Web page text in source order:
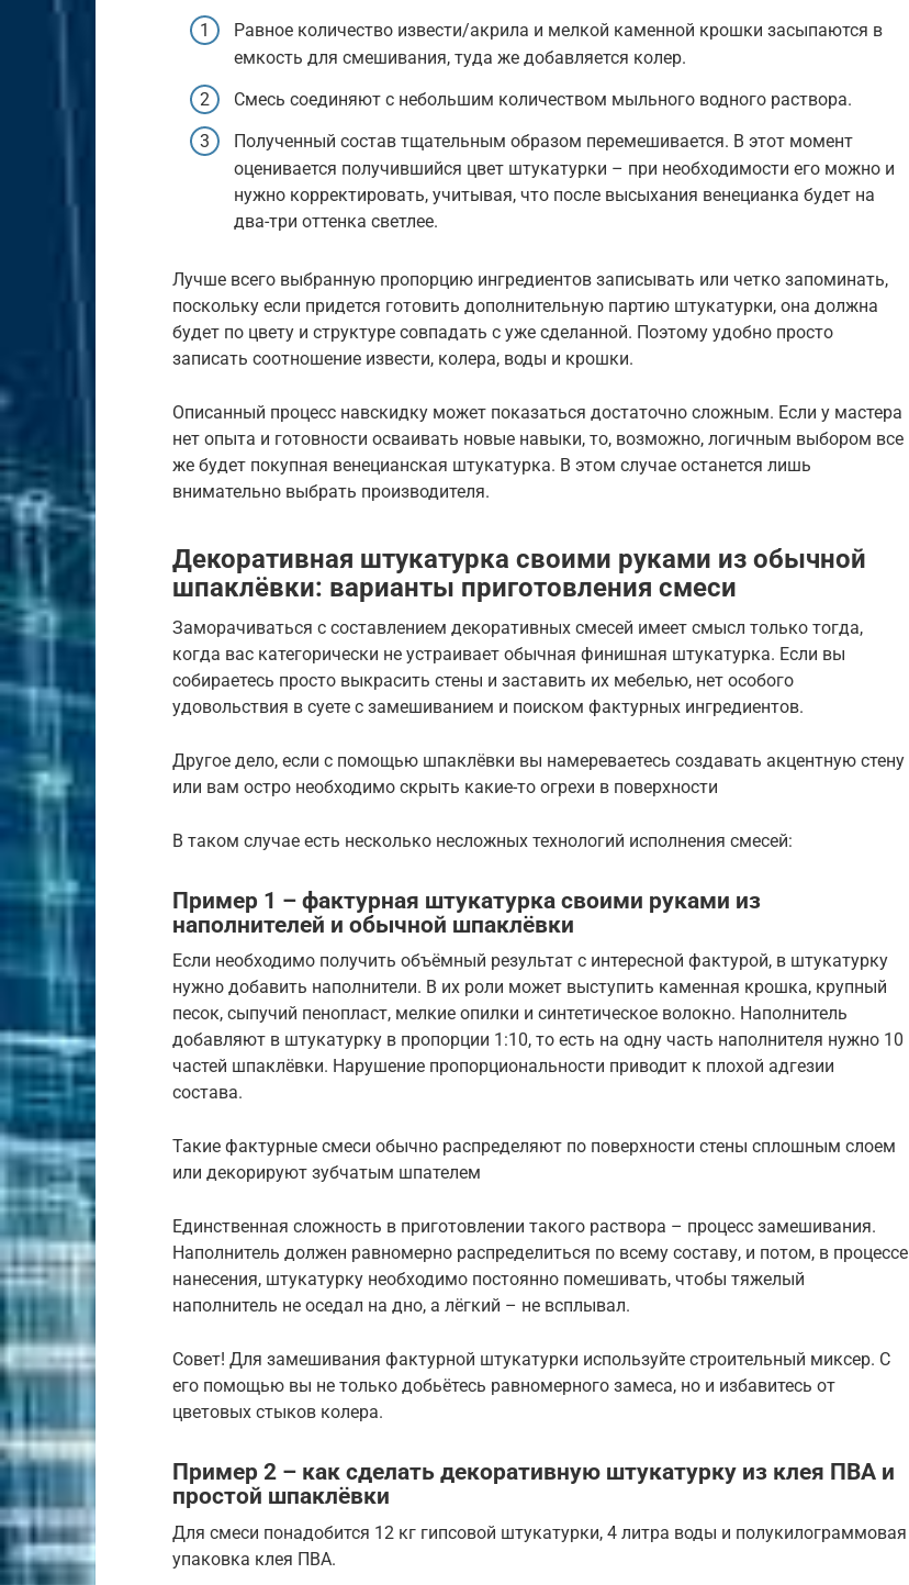
Равное количество извести/акрила и мелкой каменной крошки засыпаются в
емкость для смешивания, туда же добавляется колер.
Смесь соединяют с небольшим количеством мыльного водного раствора.
Полученный состав тщательным образом перемешивается. В этот момент
оценивается получившийся цвет штукатурки – при необходимости его можно и
нужно корректировать, учитывая, что после высыхания венецианка будет на
два-три оттенка светлее.
Лучше всего выбранную пропорцию ингредиентов записывать или четко запоминать,
поскольку если придется готовить дополнительную партию штукатурки, она должна
будет по цвету и структуре совпадать с уже сделанной. Поэтому удобно просто
записать соотношение извести, колера, воды и крошки.
Описанный процесс навскидку может показаться достаточно сложным. Если у мастера
нет опыта и готовности осваивать новые навыки, то, возможно, логичным выбором все
же будет покупная венецианская штукатурка. В этом случае останется лишь
внимательно выбрать производителя.
Декоративная штукатурка своими руками из обычной
шпаклёвки: варианты приготовления смеси
Заморачиваться с составлением декоративных смесей имеет смысл только тогда,
когда вас категорически не устраивает обычная финишная штукатурка. Если вы
собираетесь просто выкрасить стены и заставить их мебелью, нет особого
удовольствия в суете с замешиванием и поиском фактурных ингредиентов.
Другое дело, если с помощью шпаклёвки вы намереваетесь создавать акцентную стену
или вам остро необходимо скрыть какие-то огрехи в поверхности
В таком случае есть несколько несложных технологий исполнения смесей:
Пример 1 – фактурная штукатурка своими руками из
наполнителей и обычной шпаклёвки
Если необходимо получить объёмный результат с интересной фактурой, в штукатурку
нужно добавить наполнители. В их роли может выступить каменная крошка, крупный
песок, сыпучий пенопласт, мелкие опилки и синтетическое волокно. Наполнитель
добавляют в штукатурку в пропорции 1:10, то есть на одну часть наполнителя нужно 10
частей шпаклёвки. Нарушение пропорциональности приводит к плохой адгезии
состава.
Такие фактурные смеси обычно распределяют по поверхности стены сплошным слоем
или декорируют зубчатым шпателем
Единственная сложность в приготовлении такого раствора – процесс замешивания.
Наполнитель должен равномерно распределиться по всему составу, и потом, в процессе
нанесения, штукатурку необходимо постоянно помешивать, чтобы тяжелый
наполнитель не оседал на дно, а лёгкий – не всплывал.
Совет! Для замешивания фактурной штукатурки используйте строительный миксер. С
его помощью вы не только добьётесь равномерного замеса, но и избавитесь от
цветовых стыков колера.
Пример 2 – как сделать декоративную штукатурку из клея ПВА и
простой шпаклёвки
Для смеси понадобится 12 кг гипсовой штукатурки, 4 литра воды и полукилограммовая
упаковка клея ПВА.